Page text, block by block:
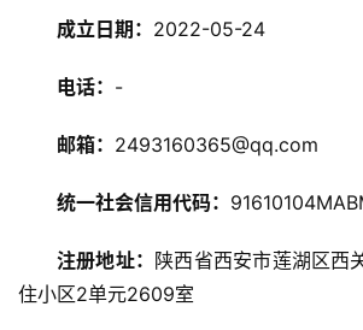
成立日期： 2022-05-24
电话： -
邮箱： 2493160365@qq.com
统一社会信用代码：
注册地址： 陕西省西安市莲湖区西
住小区2单元2609室